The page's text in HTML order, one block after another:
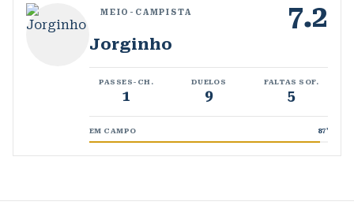
MEIO-CAMPISTA 7.2
Jorginho
PASSES-CH.
1
DUELOS
9
FALTAS SOF.
5
EM CAMPO 87'